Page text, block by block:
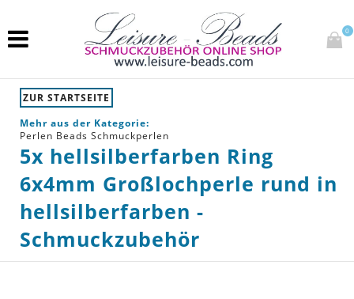
0
ZUR STARTSEITE
Mehr aus der Kategorie:
Perlen Beads Schmuckperlen
5x hellsilberfarben Ring
6x4mm Großlochperle rund in
hellsilberfarben -
Schmuckzubehör